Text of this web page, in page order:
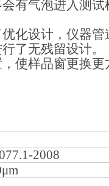
有气泡进入测
化设计，仪器
了无残留设计。
使样品窗更换更
2008